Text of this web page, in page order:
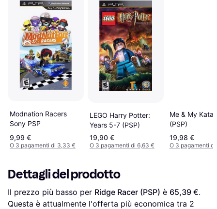
Modnation Racers
Sony PSP
9,99 €
O 3 pagamenti di 3,33 €
LEGO Harry Potter:
Years 5-7 (PSP)
19,90 €
O 3 pagamenti di 6,63 €
Me & My
(PSP)
19,98 €
O 3 pagamenti di
Dettagli del prodotto
Il prezzo più basso per Ridge Racer (PSP) è 65,39 €.
Questa è attualmente l'offerta più economica tra 2